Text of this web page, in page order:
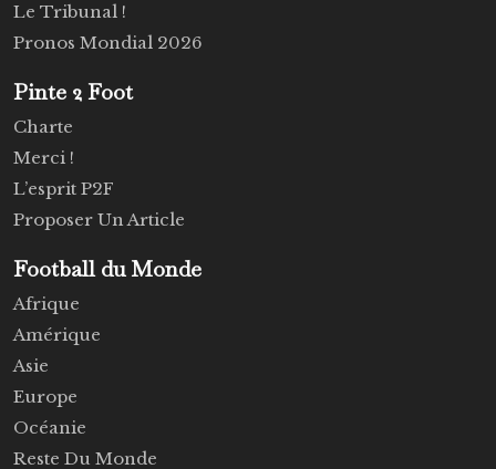
Le Tribunal !
Pronos Mondial 2026
Pinte 2 Foot
Charte
Merci !
L’esprit P2F
Proposer Un Article
Football du Monde
Afrique
Amérique
Asie
Europe
Océanie
Reste Du Monde